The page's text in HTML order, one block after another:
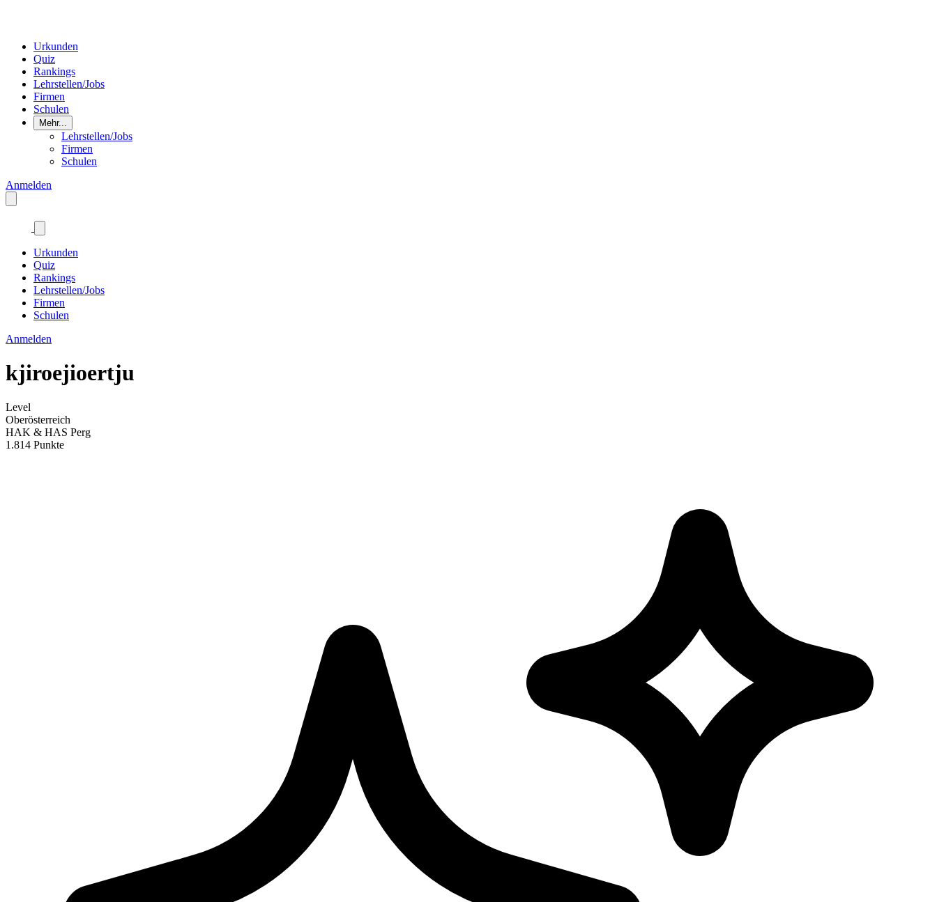
Urkunden
Quiz
Rankings
Lehrstellen/Jobs
Firmen
Schulen
Mehr...
Lehrstellen/Jobs
Firmen
Schulen
Anmelden
Urkunden
Quiz
Rankings
Lehrstellen/Jobs
Firmen
Schulen
Anmelden
kjiroejioertju
Level
Oberösterreich
HAK & HAS Perg
1.814 Punkte